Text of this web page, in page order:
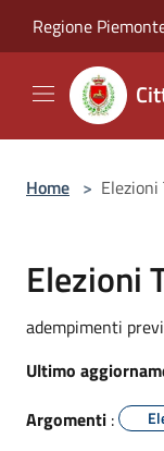
Regione
Home >
Elezioni
adempimenti
Ultimo
Argomenti :